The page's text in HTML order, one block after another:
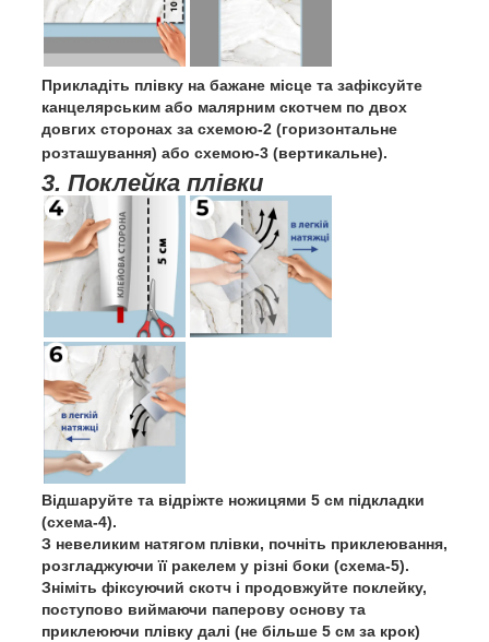
Прикладіть плівку на бажане місце та зафіксуйте
канцелярським або малярним скотчем по двох
довгих сторонах за схемою-2 (горизонтальне
розташування) або схемою-3 (вертикальне).
3. Поклейка плівки
Відшаруйте та відріжте ножицями 5 см підкладки
(схема-4).
З невеликим натягом плівки, почніть приклеювання,
розгладжуючи її ракелем у різні боки (схема-5).
Зніміть фіксуючий скотч і продовжуйте поклейку,
поступово виймаючи паперову основу та
приклеюючи плівку далі (не більше 5 см за крок)